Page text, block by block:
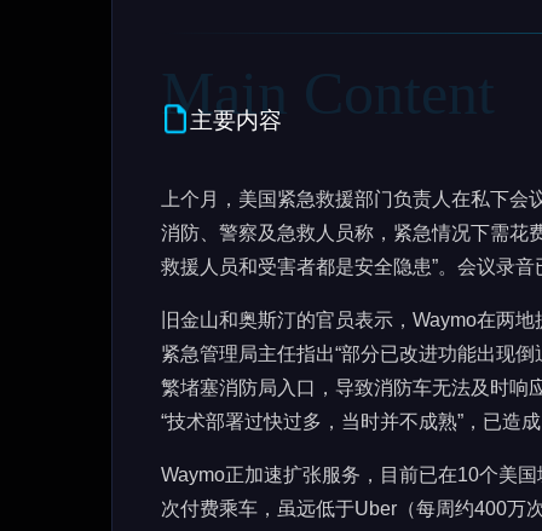
主要内容
上个月，美国紧急救援部门负责人在私下
消防、警察及急救人员称，紧急情况下需花
救援人员和受害者都是安全隐患”。会议录音
旧金山和奥斯汀的官员表示，Waymo在两
紧急管理局主任指出“部分已改进功能出现
繁堵塞消防局入口，导致消防车无法及时响
“技术部署过快过多，当时并不成熟”，已造
Waymo正加速扩张服务，目前已在10个美
次付费乘车，虽远低于Uber（每周约400万